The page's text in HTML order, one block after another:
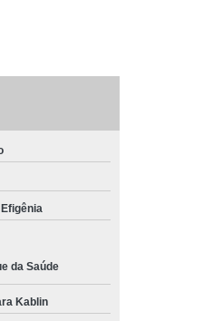
da Saúde
Kablin